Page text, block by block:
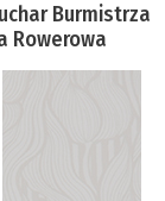
Burmistrza
Rowerowa